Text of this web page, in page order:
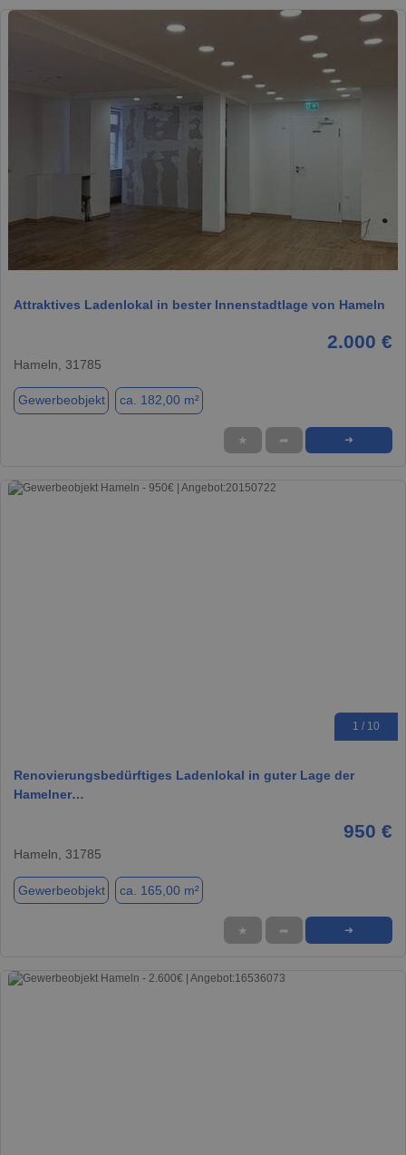
Attraktives Ladenlokal in bester Innenstadtlage von Hameln
2.000 €
Hameln, 31785
Gewerbeobjekt ca. 182,00 m²
★ ➦ ➜
1 / 10
Renovierungsbedürftiges Ladenlokal in guter Lage der
Hamelner…
950 €
Hameln, 31785
Gewerbeobjekt ca. 165,00 m²
★ ➦ ➜